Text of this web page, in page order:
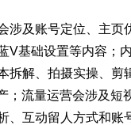
涉及账号定位、主页
V基础设置等内容；
拆解、拍摄实操、剪
；流量运营会涉及短
、互动留人方式和账